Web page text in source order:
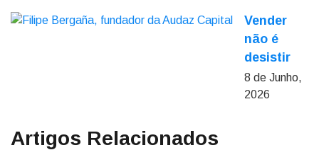
Vender
não é
desistir
8 de Junho,
2026
Artigos Relacionados